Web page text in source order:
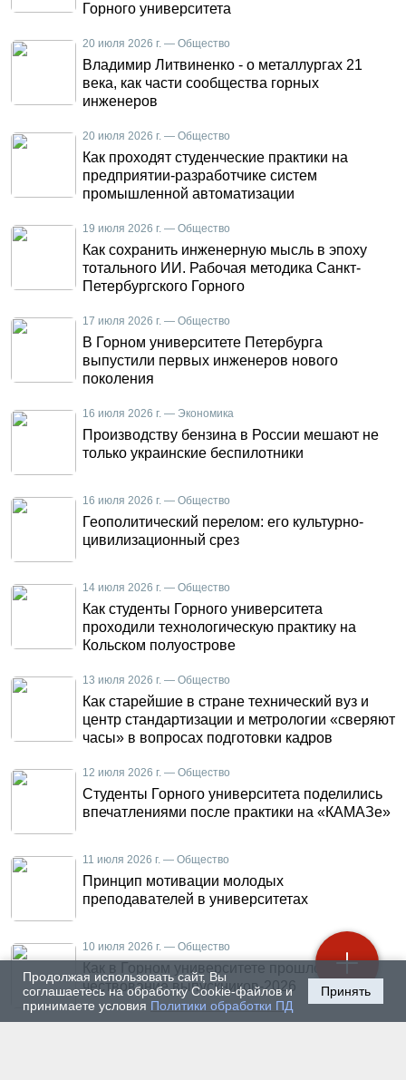
Продолжая использовать сайт, Вы
соглашаетесь на обработку Cookie-файлов и
принимаете условия Политики обработки ПД
Принять
Горного университета
20 июля 2026 г. — Общество
Владимир Литвиненко - о металлургах 21
века, как части сообщества горных
инженеров
20 июля 2026 г. — Общество
Как проходят студенческие практики на
предприятии-разработчике систем
промышленной автоматизации
19 июля 2026 г. — Общество
Как сохранить инженерную мысль в эпоху
тотального ИИ. Рабочая методика Санкт-
Петербургского Горного
17 июля 2026 г. — Общество
В Горном университете Петербурга
выпустили первых инженеров нового
поколения
16 июля 2026 г. — Экономика
Производству бензина в России мешают не
только украинские беспилотники
16 июля 2026 г. — Общество
Геополитический перелом: его культурно-
цивилизационный срез
14 июля 2026 г. — Общество
Как студенты Горного университета
проходили технологическую практику на
Кольском полуострове
13 июля 2026 г. — Общество
Как старейшие в стране технический вуз и
центр стандартизации и метрологии «сверяют
часы» в вопросах подготовки кадров
12 июля 2026 г. — Общество
Студенты Горного университета поделились
впечатлениями после практики на «КАМАЗе»
11 июля 2026 г. — Общество
Принцип мотивации молодых
преподавателей в университетах
10 июля 2026 г. — Общество
Как в Горном университете прошло
чествование выпускников-2026